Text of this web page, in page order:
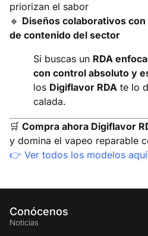
priorizan el sabor
🔹 Diseños colaborativos
de contenido del sector
Si buscas un RDA
con control absoluto y
los Digiflavor RDA te lo
calada.
🛒 Compra ahora Digiflavor
y domina el vapeo reparable
👉 Ver todos los modelos aquí
Conócenos
Noticias